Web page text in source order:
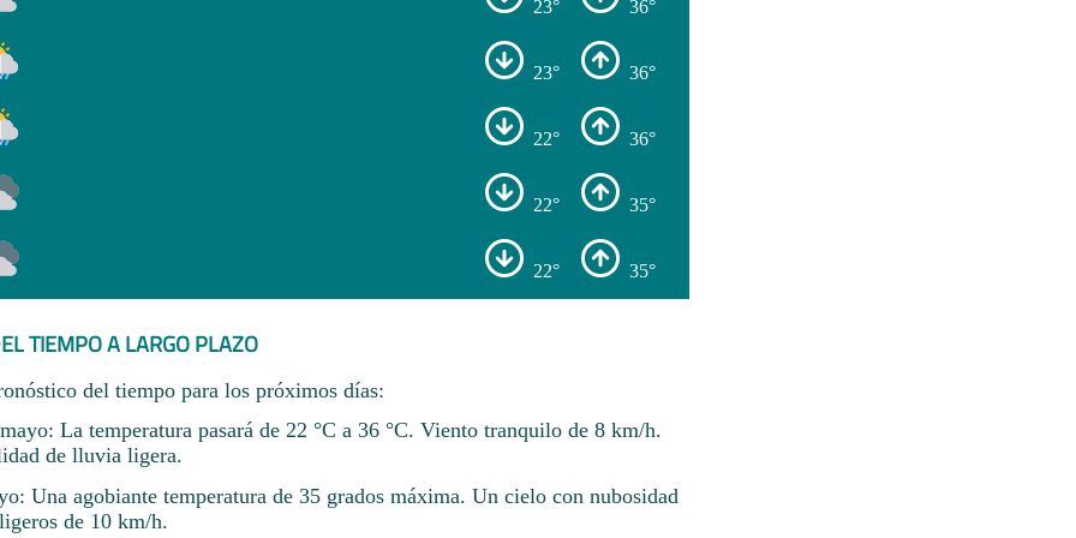
23° 36°
23° 36°
22° 36°
22° 35°
22° 35°
TIEMPO A LARGO PLAZO
del tiempo para los próximos días:
La temperatura pasará de 22 °C a 36 °C. Viento tranquilo de 8 km/h.
de lluvia ligera.
Una agobiante temperatura de 35 grados máxima. Un cielo con nubosidad
de 10 km/h.